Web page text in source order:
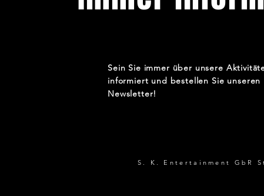
Sein Sie immer über unsere
informiert und bestellen Sie unseren
Newsletter!
S. K. Entertainment GbR